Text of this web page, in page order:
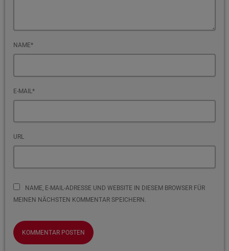
NAME*
E-MAIL*
URL
NAME, E-MAIL-ADRESSE UND WEBSITE IN DIESEM BROWSER FÜR
MEINEN NÄCHSTEN KOMMENTAR SPEICHERN.